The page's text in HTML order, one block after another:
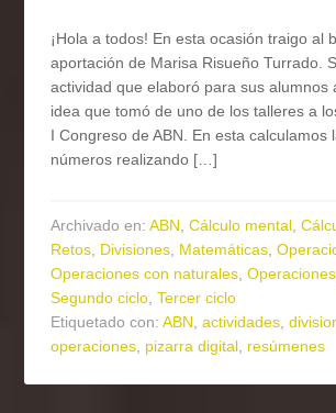
¡Hola a todos! En esta ocasión traigo al
aportación de Marisa Risueño Turrado.
actividad que elaboró para sus alumnos
idea que tomó de uno de los talleres a
I Congreso de ABN. En esta calculamos
números realizando […]
Archivado en:ABN,Cálculo mental,
Retos, Divisiones, Matemáticas,
Operaciones con naturales,
Segundo ciclo,Tercer ciclo
Etiquetado con:ABN,actividades,
operaciones, pizarra digital, resúmenes